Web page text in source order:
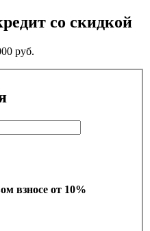
со скидкой
руб.
взносе от 10%